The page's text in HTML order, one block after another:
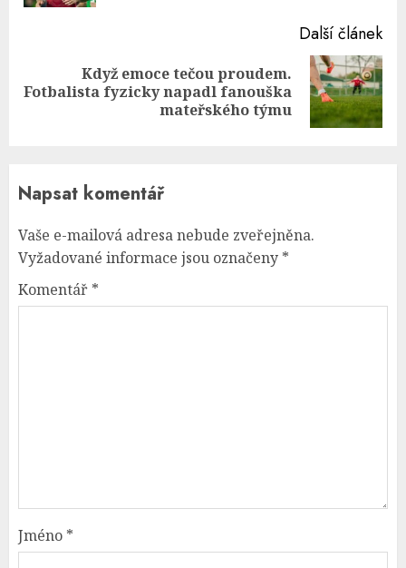
Další článek
Next
Když emoce tečou proudem.
Fotbalista fyzicky napadl fanouška
mateřského týmu
Napsat komentář
Vaše e-mailová adresa nebude zveřejněna.
Vyžadované informace jsou označeny *
Komentář *
Jméno *